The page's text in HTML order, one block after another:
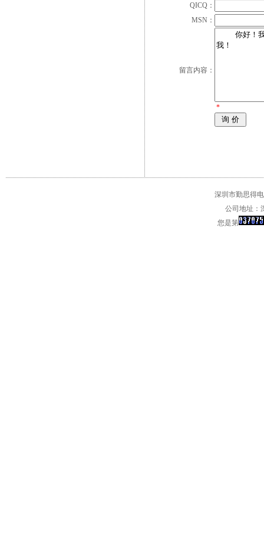
QICQ：
MSN：
留言内容：
*
深圳市勤思得
公司地址：
您是第